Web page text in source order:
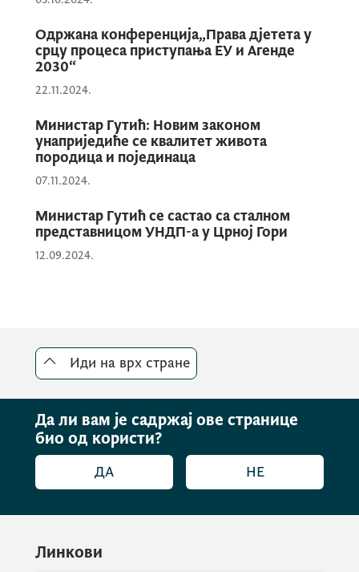
Квалитетна социјална и дјечја
заштита почиње од услова у
којима раде стручни радници и у
права. Зато је важно да
континуирано улажемо у
унапређење инфраструктуре и
систем социјалне и дјечје
заштите, казао је министар
Гутић.
Одржана конференција„Права дјетета у
срцу процеса приступања ЕУ и Агенде
2030“
22.11.2024.
Министар Гутић: Новим законом
унаприједиће се квалитет живота
породица и појединаца
07.11.2024.
Министар Гутић се састао са сталном
представницом УНДП-а у Црној Гори
12.09.2024.
Иди на врх стране
Да ли вам је садржај ове странице
био од користи?
ДА НЕ
Линкови